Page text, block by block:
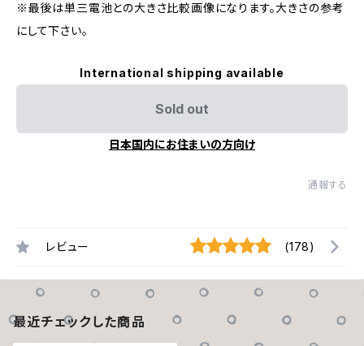
※最後は単三電池との大きさ比較画像になります。大きさの参考
にして下さい。
International shipping available
Sold out
日本国内にお住まいの方向け
通報する
レビュー (178)
最近チェックした商品